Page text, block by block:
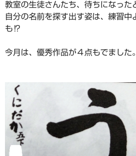
教室の生徒さんたち、待ちになった
自分の名前を探す出す姿は、練習中
も⁉
今月は、優秀作品が４点もでました